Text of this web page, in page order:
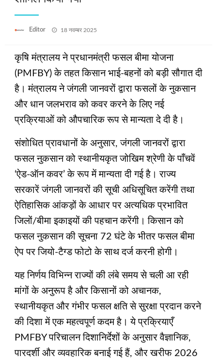
Editor
Posted
18 नवम्बर 2025
कृषि मंत्रालय ने प्रधानमंत्री फसल बीमा योजना
(PMFBY) के तहत किसान भाई-बहनों को बड़ी सौगात दी
है। मंत्रालय ने जंगली जानवरों द्वारा फसलों के नुकसान
और धान जलभराव को कवर करने के लिए नई
प्रक्रियाओं को औपचारिक रूप से मान्यता दे दी है।
संशोधित प्रावधानों के अनुसार, जंगली जानवरों द्वारा
फसल नुकसान को स्थानीयकृत जोखिम श्रेणी के पाँचवें
‘ऐड-ऑन कवर’ के रूप में मान्यता दी गई है। राज्य
सरकारें जंगली जानवरों की सूची अधिसूचित करेंगी तथा
ऐतिहासिक आंकड़ों के आधार पर अत्यधिक प्रभावित
जिलों/बीमा इकाइयों की पहचान करेंगी। किसान को
फसल नुकसान की सूचना 72 घंटे के भीतर फसल बीमा
ऐप पर जियो-टैग्ड फोटो के साथ दर्ज करनी होगी।
यह निर्णय विभिन्न राज्यों की लंबे समय से चली आ रही
मांगों के अनुरूप है और किसानों को अचानक,
स्थानीयकृत और गंभीर फसल क्षति से सुरक्षा प्रदान करने
की दिशा में एक महत्वपूर्ण कदम है। ये प्रक्रियाएँ
PMFBY परिचालन दिशानिर्देशों के अनुसार वैज्ञानिक,
पारदर्शी और व्यवहारिक बनाई गई हैं, और खरीफ 2026